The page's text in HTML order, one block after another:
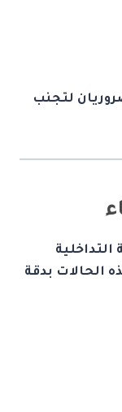
لتجنب
الحالات بدقة